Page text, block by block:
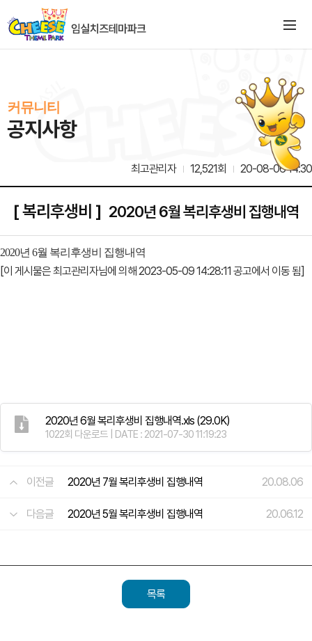
커뮤니티
공지사항
최고관리자 12,521회 20-08-06 14:30
[ 복리후생비 ] 2020년 6월 복리후생비 집행내역
2020년 6월 복리후생비 집행내역
[이 게시물은 최고관리자님에 의해 2023-05-09 14:28:11 공고에서 이동 됨]
2020년 6월 복리후생비 집행내역.xls (29.0K)
1022회 다운로드 | DATE : 2021-07-30 11:19:23
이전글 2020년 7월 복리후생비 집행내역 20.08.06
다음글 2020년 5월 복리후생비 집행내역 20.06.12
목록